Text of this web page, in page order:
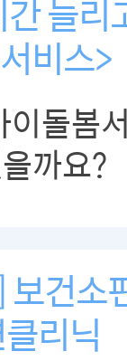
늘
비스>
돌봄
까요?
건소
리닉